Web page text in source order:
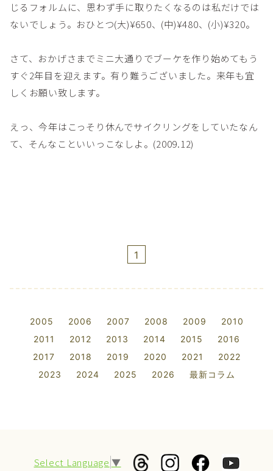
じるフォルムに、思わず手に取りたくなるのは私だけでは
ないでしょう。おひとつ(大)¥650、(中)¥480、(小)¥320。
さて、おかげさまでミニ大通りでブーケを作り始めてもう
すぐ2年目を迎えます。有り難うございました。来年も宜
しくお願い致します。
えっ、今年はこっそり休んでサイクリングをしていたなん
て、そんなこといいっこなしよ。(2009.12)
1
2005 2006 2007 2008 2009
2010
2011
2012 2013 2014 2015
2016
2017
2018 2019 2020 2021
2022
2023
2024 2025 2026 最新コラム
Select Language ▼